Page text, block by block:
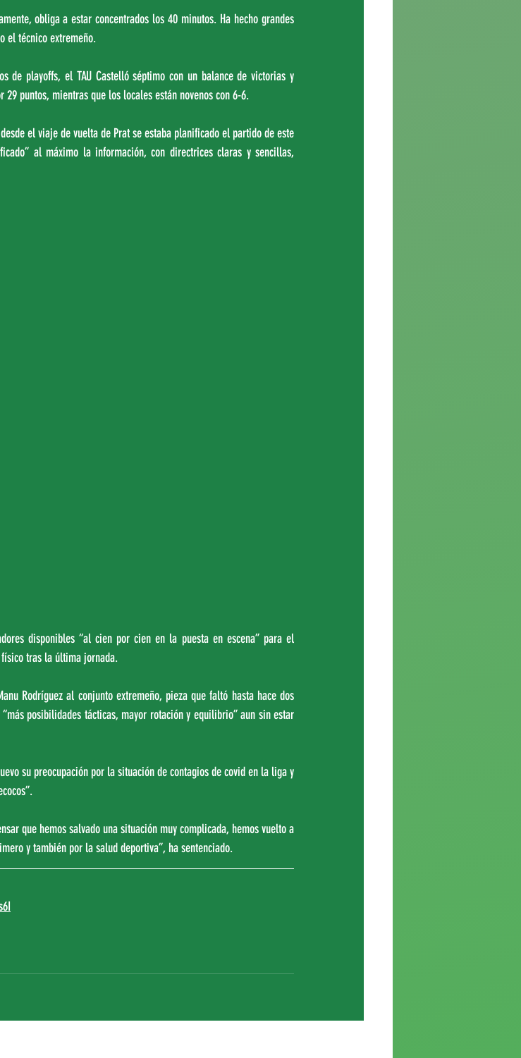
obliga a estar concentrados los 40 minutos. Ha hecho grandes
el técnico extremeño.
de playoffs, el TAU Castelló séptimo con un balance de victorias y
puntos, mientras que los locales están novenos con 6-6.
el viaje de vuelta de Prat se estaba planificado el partido de este
al máximo la información, con directrices claras y sencillas,
disponibles “al cien por cien en la puesta en escena” para el
tras la última jornada.
Rodríguez al conjunto extremeño, pieza que faltó hasta hace dos
posibilidades tácticas, mayor rotación y equilibrio” aun sin estar
su preocupación por la situación de contagios de covid en la liga y
y también por la salud deportiva”, ha sentenciado.